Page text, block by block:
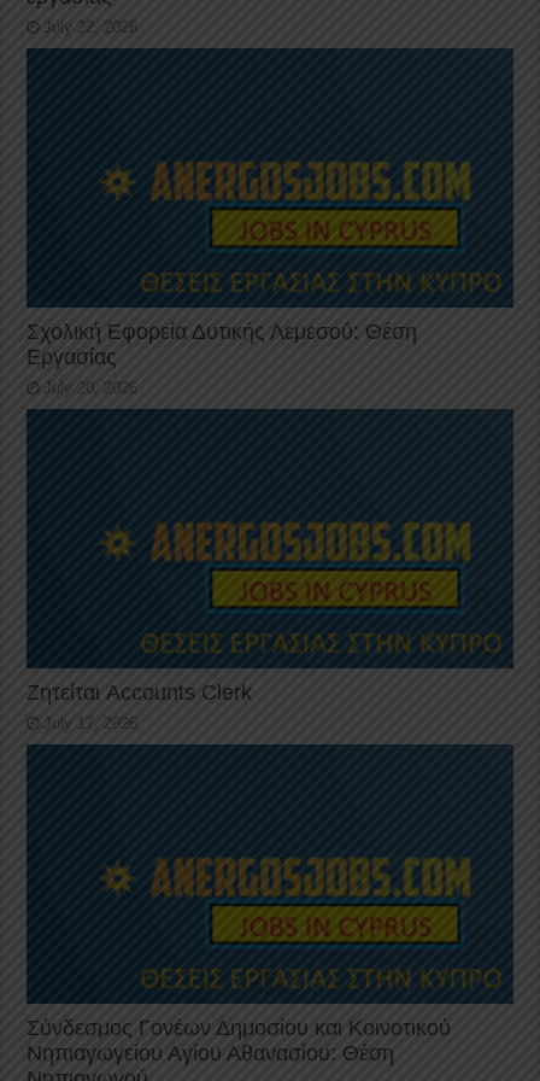
July 22, 2026
Σχολική Εφορεία Δυτικής Λεμεσού: Θέση
Εργασίας
July 20, 2026
Ζητείται Accounts Clerk
July 17, 2026
Σύνδεσμος Γονέων Δημοσίου και Κοινοτικού
Νηπιαγωγείου Αγίου Αθανασίου: Θέση